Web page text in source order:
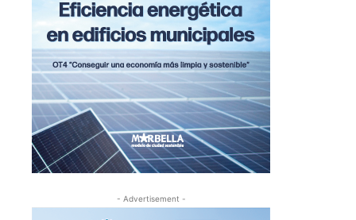
- Advertisement -